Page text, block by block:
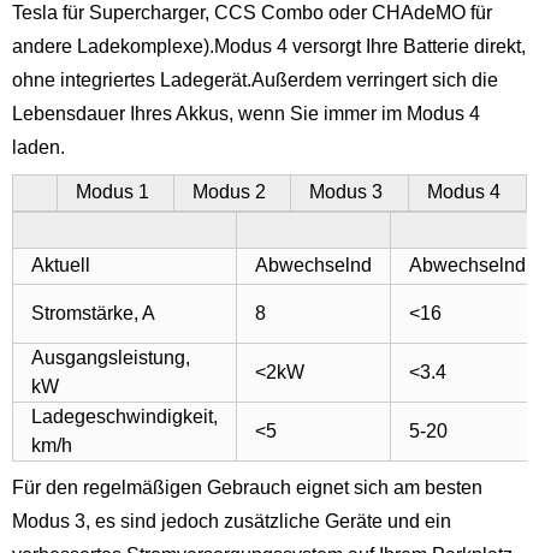
Tesla für Supercharger, CCS Combo oder CHAdeMO für
andere Ladekomplexe).Modus 4 versorgt Ihre Batterie direkt,
ohne integriertes Ladegerät.Außerdem verringert sich die
Lebensdauer Ihres Akkus, wenn Sie immer im Modus 4
laden.
Modus 1 Modus 2 Modus 3 Modus 4
Aktuell Abwechselnd Abwechselnd
Stromstärke, A 8 <16
Ausgangsleistung,
kW
<2kW <3.4
Ladegeschwindigkeit,
km/h
<5 5-20
Für den regelmäßigen Gebrauch eignet sich am besten
Modus 3, es sind jedoch zusätzliche Geräte und ein